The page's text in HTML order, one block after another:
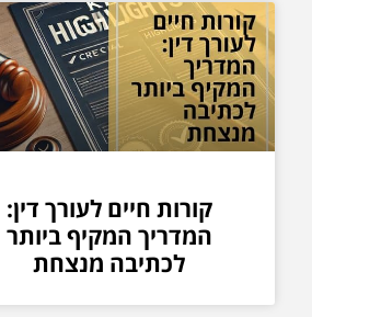
קורות חיים לעורך דין:
המדריך המקיף ביותר
לכתיבה מנצחת